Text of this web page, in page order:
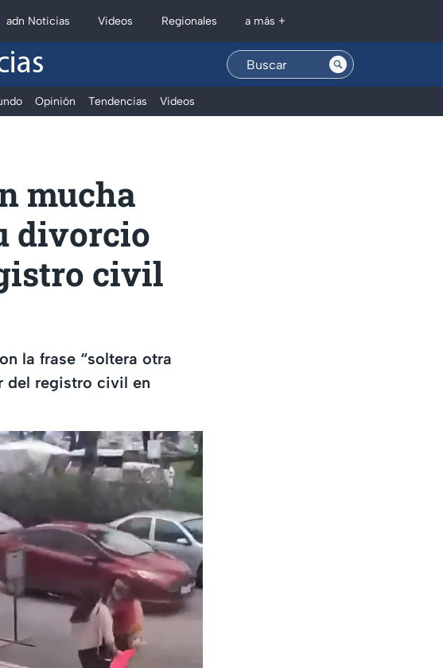
adn Noticias Videos Regionales a más +
Opinión Tendencias Videos
mucha
divorcio
civil
la frase “soltera otra
del registro civil en